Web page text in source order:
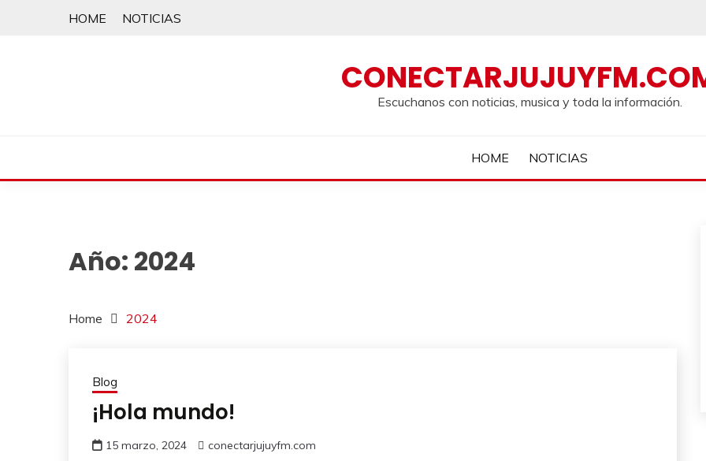
HOME NOTICIAS
Escuchanos con noticias, musica y toda la información.
HOME NOTICIAS
Año: 2024
Home 2024
Blog
¡Hola mundo!
15 marzo, 2024 conectarjujuyfm.com